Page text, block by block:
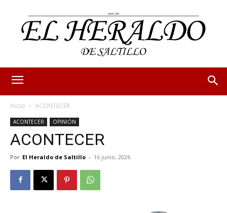
Inicio ACONTECER
ACONTECER OPINIÓN
ACONTECER
Por El Heraldo de Saltillo - 16 junio, 2026